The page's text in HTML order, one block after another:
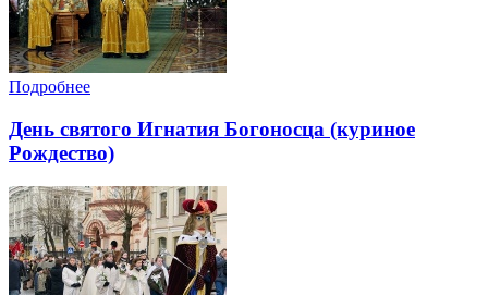
Подробнее
День святого Игнатия Богоносца (куриное
Рождество)